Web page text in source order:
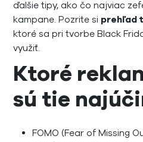
ďalšie tipy, ako čo najviac
kampane. Pozrite si prehľad
ktoré sa pri tvorbe Black
využiť.
Ktoré
sú tie
FOMO (Fear of Missing